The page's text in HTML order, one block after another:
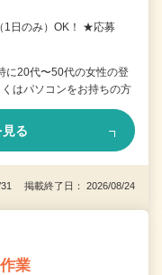
1日のみ）OK！ ★応募
20代〜50代の女性の登
はパソコンをお持ちの方
る
31 掲載終了日： 2026/08/24
業